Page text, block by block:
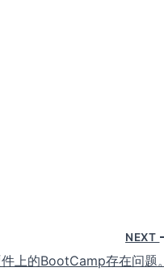
NEXT
上的BootCamp存在问题。